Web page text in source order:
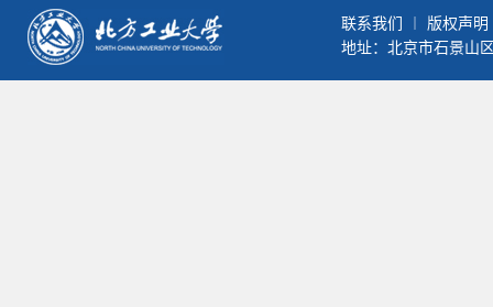
联系我们 版权声明
地址：北京市石景山